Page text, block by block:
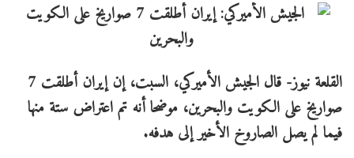
القلعة نيوز- قال الجيش الأميركي، السبت، إن إيران أطلقت 7
صواريخ على الكويت والبحرين، موضحا أنه تم اعتراض ستة منها
فيما لم يصل الصاروخ الأخير إلى هدفه.